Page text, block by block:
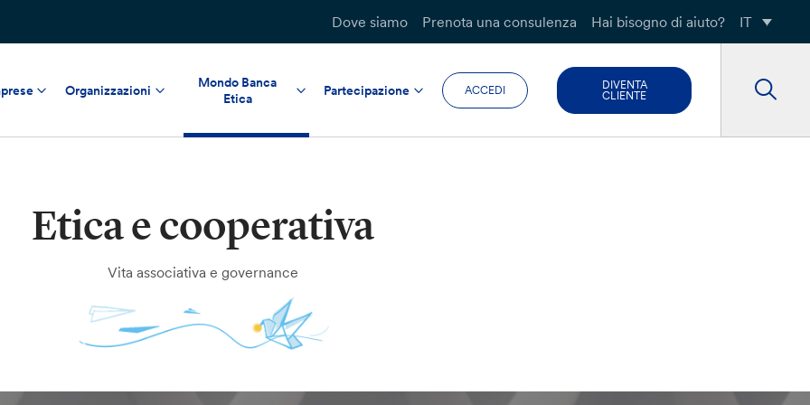
Dove siamo Prenota una consulenza Hai bisogno di aiuto? IT
Organizzazioni
Mondo Banca
Etica
Partecipazione ACCEDI
DIVENTA
CLIENTE
Etica e cooperativa
Vita associativa e governance